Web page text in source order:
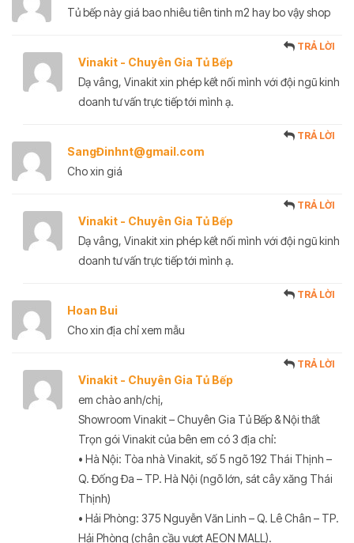
Tủ bếp này giá bao nhiêu tiên tinh m2 hay bo vậy shop
Vinakit - Chuyên Gia Tủ Bếp
TRẢ LỜI
Dạ vâng, Vinakit xin phép kết nối mình với đội ngũ kinh
doanh tư vấn trực tiếp tới mình ạ.
SangĐinhnt@gmail.com
TRẢ LỜI
Cho xin giá
Vinakit - Chuyên Gia Tủ Bếp
TRẢ LỜI
Dạ vâng, Vinakit xin phép kết nối mình với đội ngũ kinh
doanh tư vấn trực tiếp tới mình ạ.
Hoan Bui
TRẢ LỜI
Cho xin địa chỉ xem mẫu
Vinakit - Chuyên Gia Tủ Bếp
TRẢ LỜI
em chào anh/chị,
Showroom Vinakit – Chuyên Gia Tủ Bếp & Nội thất
Trọn gói Vinakit của bên em có 3 địa chỉ:
• Hà Nội: Tòa nhà Vinakit, số 5 ngõ 192 Thái Thịnh –
Q. Đống Đa – TP. Hà Nội (ngõ lớn, sát cây xăng Thái
Thịnh)
• Hải Phòng: 375 Nguyễn Văn Linh – Q. Lê Chân – TP.
Hải Phòng (chân cầu vượt AEON MALL).